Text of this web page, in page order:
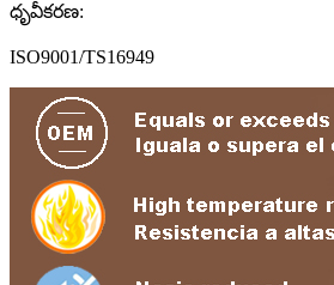
ధృవీకరణ:
ISO9001/TS16949